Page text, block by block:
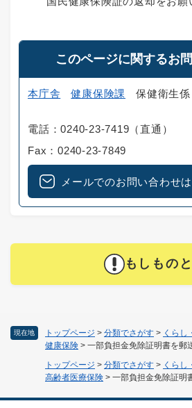
現在地 トップページ > 分類でさがす > くらし
健康保険 > 一部負担金免除証明書を郵
トップページ > 分類でさがす > くらし
高齢者医療保険 > 一部負担金免除証明
このページに関するお
本庁舎 健康保険課 保健衛生係
電話：0240-23-7419（直通）
Fax：0240-23-7849
メールでのお問い合わせ
もしもの